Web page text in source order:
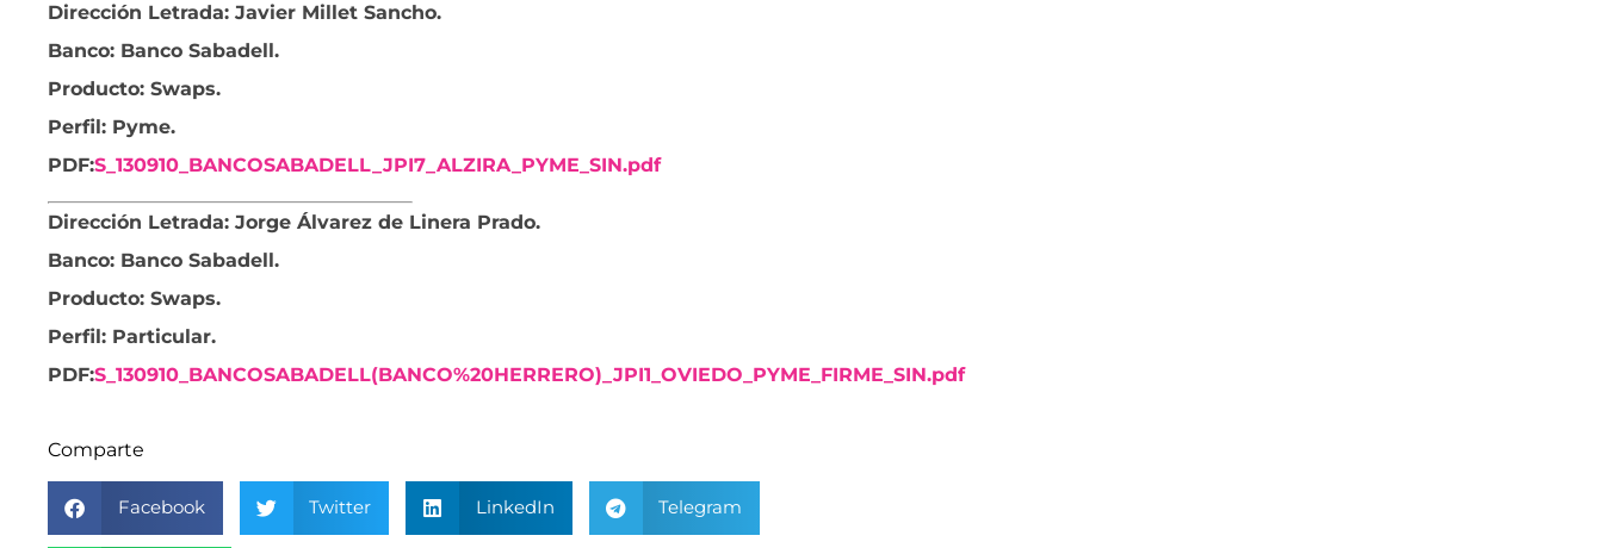
Dirección Letrada: Javier Millet Sancho.
Banco: Banco Sabadell.
Producto: Swaps.
Perfil: Pyme.
PDF:S_130910_BANCOSABADELL_JPI7_ALZIRA_PYME_SIN.pdf
Dirección Letrada: Jorge Álvarez de Linera Prado.
Banco: Banco Sabadell.
Producto: Swaps.
Perfil: Particular.
PDF:S_130910_BANCOSABADELL(BANCO%20HERRERO)_JPI1_OVIEDO_PYME_FIRME_SIN.pdf
Comparte
Facebook Twitter LinkedIn Telegram